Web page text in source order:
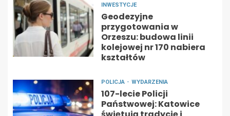
INWESTYCJE
Geodezyjne
przygotowania w
Orzeszu: budowa linii
kolejowej nr 170 nabiera
kształtów
POLICJA WYDARZENIA
107-lecie Policji
Państwowej: Katowice